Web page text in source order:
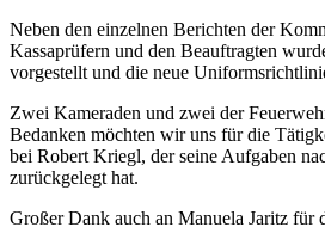
Neben den einzelnen Berichten der
Kassaprüfern und den Beauftragten
vorgestellt und die neue
Zwei Kameraden und zwei der
Bedanken möchten wir uns für die
bei Robert Kriegl, der seine Aufgaben
zurückgelegt hat.
Großer Dank auch an Manuela Jaritz für